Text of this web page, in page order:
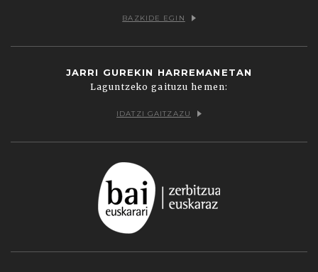
BAZKIDE EGIN
JARRI GUREKIN HARREMANETAN
Laguntzeko gaituzu hemen:
IDATZI GAITZAZU